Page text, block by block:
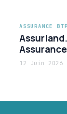
ASSURANCE
12 Juin 2026